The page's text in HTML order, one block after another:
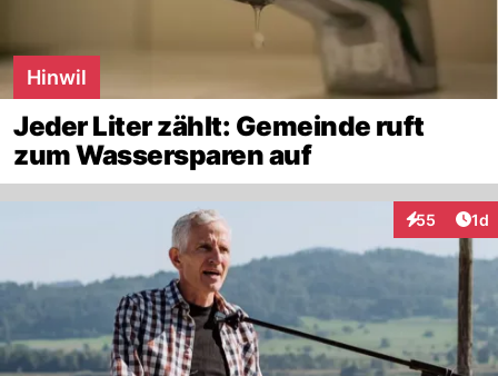
Hinwil
Jeder Liter zählt: Gemeinde ruft
zum Wassersparen auf
55
Interaktionen
1d